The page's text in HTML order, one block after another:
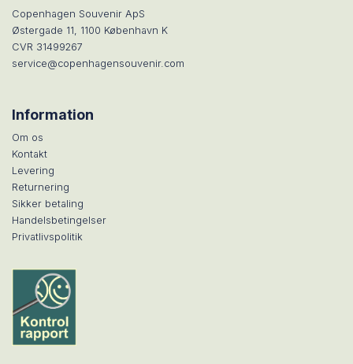
Copenhagen Souvenir ApS
Østergade 11, 1100 København K
CVR 31499267
service@copenhagensouvenir.com
Information
Om os
Kontakt
Levering
Returnering
Sikker betaling
Handelsbetingelser
Privatlivspolitik